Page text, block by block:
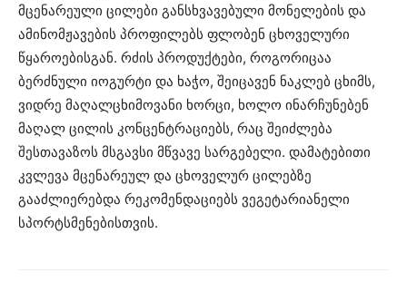
მცენარეული ცილები განსხვავებული მონელების და
ამინომჟავების პროფილებს ფლობენ ცხოველური
წყაროებისგან. რძის პროდუქტები, როგორიცაა
ბერძნული იოგურტი და ხაჭო, შეიცავენ ნაკლებ ცხიმს,
ვიდრე მაღალცხიმოვანი ხორცი, ხოლო ინარჩუნებენ
მაღალ ცილის კონცენტრაციებს, რაც შეიძლება
შესთავაზოს მსგავსი მწვავე სარგებელი. დამატებითი
კვლევა მცენარეულ და ცხოველურ ცილებზე
გააძლიერებდა რეკომენდაციებს ვეგეტარიანელი
სპორტსმენებისთვის.